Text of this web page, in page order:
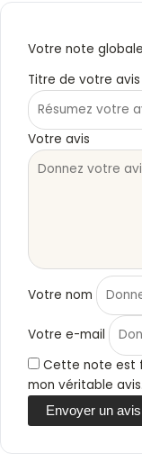
Votre note globale
Titre de votre avis
Votre avis
Votre nom
Votre e-mail
Cette note est
mon véritable avis.
Envoyer un avis